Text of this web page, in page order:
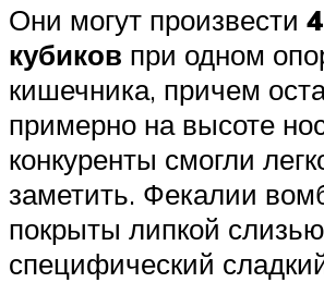
Они могут произвести
кубиков при одном
кишечника, причем
примерно на высоте
конкуренты смогли
заметить. Фекалии
покрыты липкой
специфический